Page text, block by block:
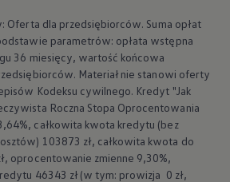
Oferta dla przedsiębiorców. Suma opłat
parametrów: opłata wstępna
36 miesięcy, wartość końcowa
Materiał nie stanowi oferty
Kodeksu cywilnego. Kredyt "Jak
Roczna Stopa Oprocentowania
całkowita kwota kredytu (bez
103873 zł, całkowita kwota do
oprocentowanie zmienne 9,30%,
46343 zł (w tym: prowizja 0 zł,